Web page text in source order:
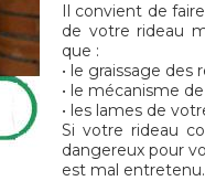
Il convient de
de votre rideau
que :
• le graissage
• le mécanisme
• les lames de
Si votre rideau
dangereux pour
est mal entretenu.